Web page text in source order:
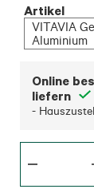
Artikel
VITAVIA
Aluminium
Online
liefern
-